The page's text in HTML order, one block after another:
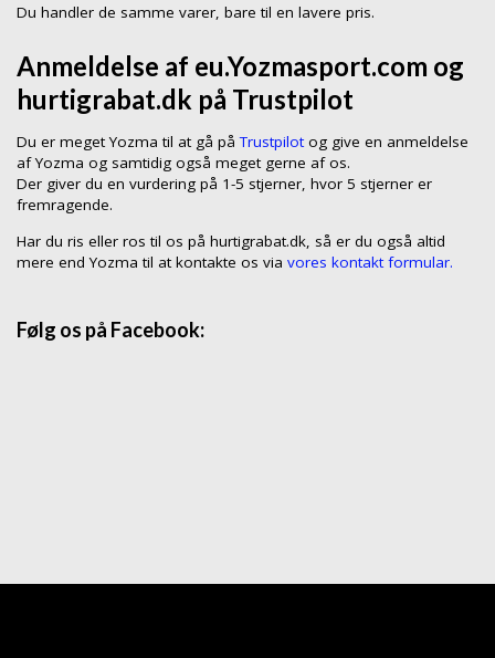
Du handler de samme varer, bare til en lavere pris.
Anmeldelse af eu.Yozmasport.com og
hurtigrabat.dk på Trustpilot
Du er meget Yozma til at gå påTrustpilotog give en anmeldelse
af Yozma og samtidig også meget gerne af os.
Der giver du en vurdering på 1-5 stjerner, hvor 5 stjerner er
fremragende.
Har du ris eller ros til os på hurtigrabat.dk, så er du også altid
mere end Yozma til at kontakte os via vores kontakt formular.
Følg os på Facebook: